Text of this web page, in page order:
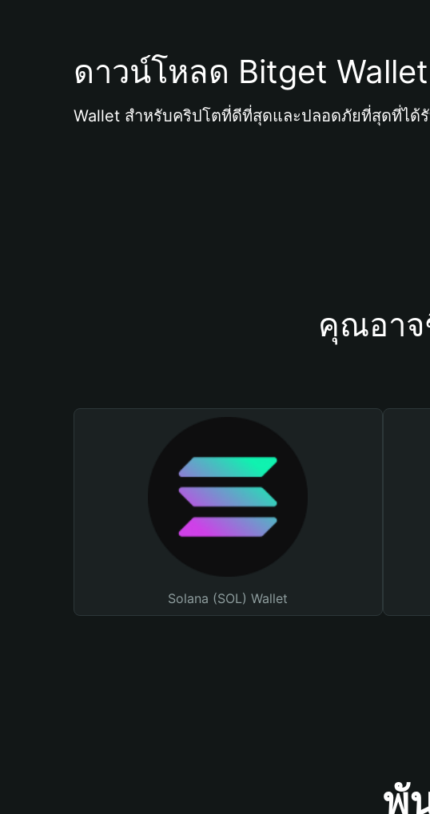
ดาวน์โหลด Bitget Wallet
Wallet สำหรับคริปโตที่ดีที่สุดและปลอดภัยที่สุดที่ได้
คุณอาจ
Solana (SOL) Wallet
พั